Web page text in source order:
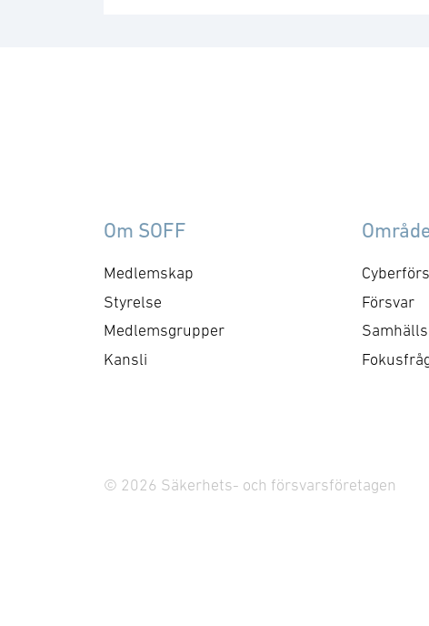
Om SOFF
Medlemskap
Styrelse
Medlemsgrupper
Kansli
Försvar
© 2026 Säkerhets- och försvarsföretagen